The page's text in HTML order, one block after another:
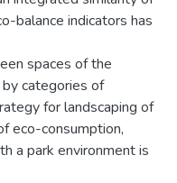
balance indicators has
spaces of the
categories of
for landscaping of
eco-consumption,
a park environment is